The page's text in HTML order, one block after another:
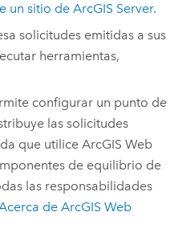
un sitio de ArcGIS Server.
solicitudes emitidas a sus
herramientas,
configurar un punto de
las solicitudes
que utilice ArcGIS Web
de equilibrio de
las responsabilidades
de ArcGIS Web